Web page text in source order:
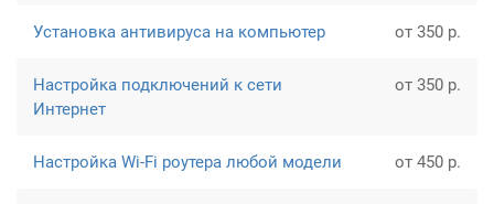
Установка антивируса на компьютер от 350 р.
Настройка подключений к сети
Интернет
от 350 р.
Настройка Wi-Fi роутера любой модели от 450 р.